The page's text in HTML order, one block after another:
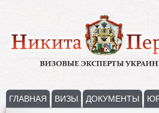
ГЛАВНАЯ ВИЗЫ ДОКУМЕНТЫ